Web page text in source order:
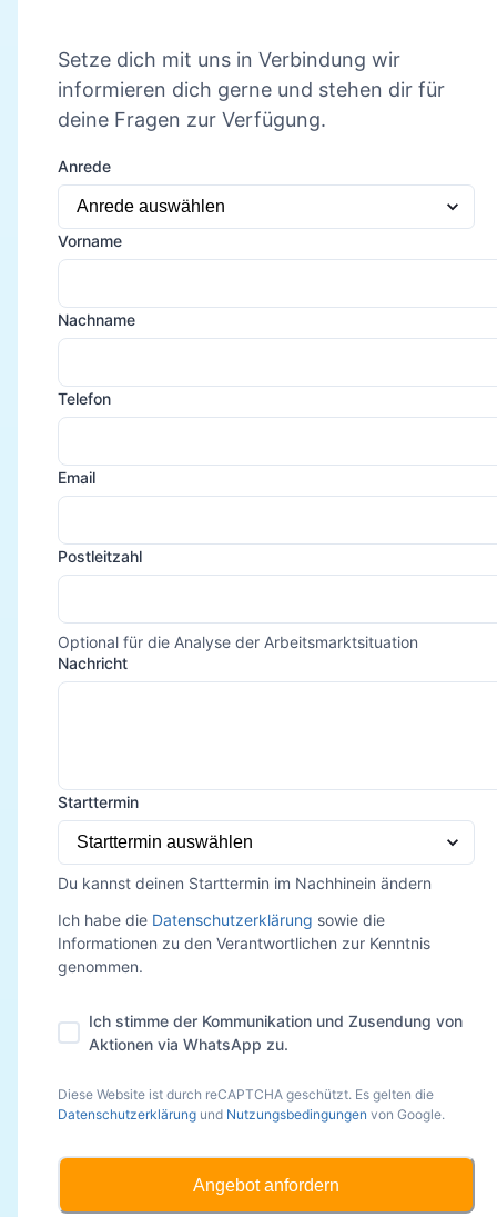
Setze dich mit uns in Verbindung wir
informieren dich gerne und stehen dir für
deine Fragen zur Verfügung.
Anrede
Vorname
Nachname
Telefon
Email
Postleitzahl
Optional für die Analyse der Arbeitsmarktsituation
Nachricht
Starttermin
Du kannst deinen Starttermin im Nachhinein ändern
Ich habe die Datenschutzerklärung sowie die
Informationen zu den Verantwortlichen zur Kenntnis
genommen.
Ich stimme der Kommunikation und Zusendung von
Aktionen via WhatsApp zu.
Diese Website ist durch reCAPTCHA geschützt. Es gelten die
Datenschutzerklärung und Nutzungsbedingungen von Google.
Angebot anfordern